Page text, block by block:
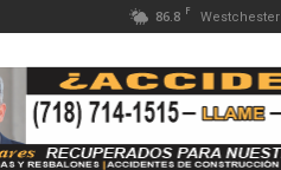
86.8 F Westchester